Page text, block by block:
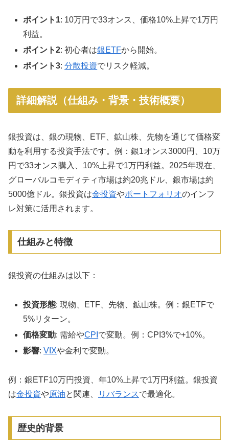
ポイント1: 10万円で33オンス、価格10%上昇で1万円
利益。
ポイント2: 初心者は銀ETFから開始。
ポイント3:分散投資でリスク軽減。
詳細解説（仕組み・背景・技術概要）
銀投資は、銀の現物、ETF、鉱山株、先物を通じて価格変
動を利用する投資手法です。例：銀1オンス3000円、10万
円で33オンス購入、10%上昇で1万円利益。2025年現在、
グローバルコモディティ市場は約20兆ドル、銀市場は約
5000億ドル。銀投資は金投資やポートフォリオのインフ
レ対策に活用されます。
仕組みと特徴
銀投資の仕組みは以下：
投資形態: 現物、ETF、先物、鉱山株。例：銀ETFで
5%リターン。
価格変動: 需給やCPI で変動。例：CPI3%で+10%。
影響:VIXや金利で変動。
例：銀ETF10万円投資、年10%上昇で1万円利益。銀投資
は金投資や原油と関連、 リバランスで最適化。
歴史的背景